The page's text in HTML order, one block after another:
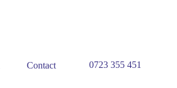
Contact 0723 355 451